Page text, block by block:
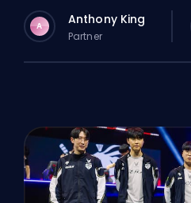
A Anthony King
Partner